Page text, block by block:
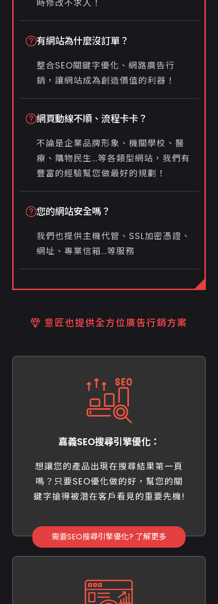
時修改不求人！
有網站為什麼沒訂單？
整合SEO關鍵字優化、網路廣告行
銷，讓網站成為創造價值的利器！
網頁動線不順、流程卡卡？
不論是企業品牌形象、機關學校、醫
療、購物民生...等各類型網站，我們有
豐富的經驗幫您做最好的規劃！
您的網站安全嗎？
我們也提供主機代管、SSL加密憑證、
網址、專業信箱...等服務
意匠也提供全方位廣告行銷方案
嘉義SEO搜尋引擎優化：
想讓您的產品出現在搜尋結果第一頁
嗎？只要SEO優化做的好，幫您的關
鍵字搶得被潛在客戶看見的重要先機!
需要SEO搜尋引擎優化? 了解更多